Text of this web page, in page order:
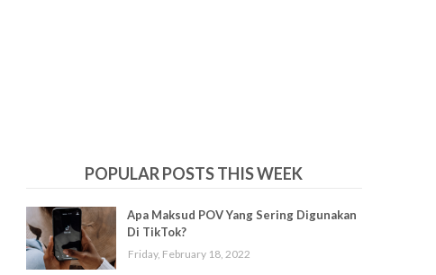
POPULAR POSTS THIS WEEK
Apa Maksud POV Yang Sering Digunakan
Di TikTok?
Friday, February 18, 2022